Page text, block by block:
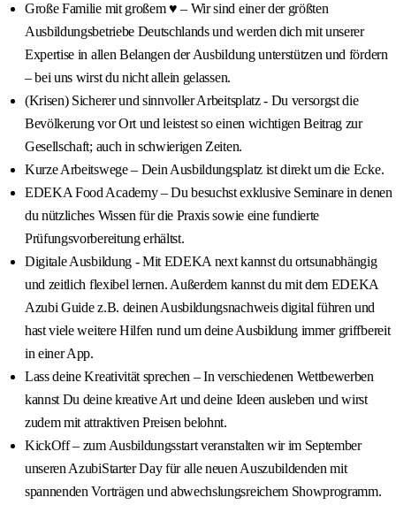
Große Familie mit großem ♥ – Wir sind einer der größten
Ausbildungsbetriebe Deutschlands und werden dich mit unserer
Expertise in allen Belangen der Ausbildung unterstützen und fördern
– bei uns wirst du nicht allein gelassen.
(Krisen) Sicherer und sinnvoller Arbeitsplatz - Du versorgst die
Bevölkerung vor Ort und leistest so einen wichtigen Beitrag zur
Gesellschaft; auch in schwierigen Zeiten.
Kurze Arbeitswege – Dein Ausbildungsplatz ist direkt um die Ecke.
EDEKA Food Academy – Du besuchst exklusive Seminare in denen
du nützliches Wissen für die Praxis sowie eine fundierte
Prüfungsvorbereitung erhältst.
Digitale Ausbildung - Mit EDEKA next kannst du ortsunabhängig
und zeitlich flexibel lernen. Außerdem kannst du mit dem EDEKA
Azubi Guide z.B. deinen Ausbildungsnachweis digital führen und
hast viele weitere Hilfen rund um deine Ausbildung immer griffbereit
in einer App.
Lass deine Kreativität sprechen – In verschiedenen Wettbewerben
kannst Du deine kreative Art und deine Ideen ausleben und wirst
zudem mit attraktiven Preisen belohnt.
KickOff – zum Ausbildungsstart veranstalten wir im September
unseren AzubiStarter Day für alle neuen Auszubildenden mit
spannenden Vorträgen und abwechslungsreichem Showprogramm.